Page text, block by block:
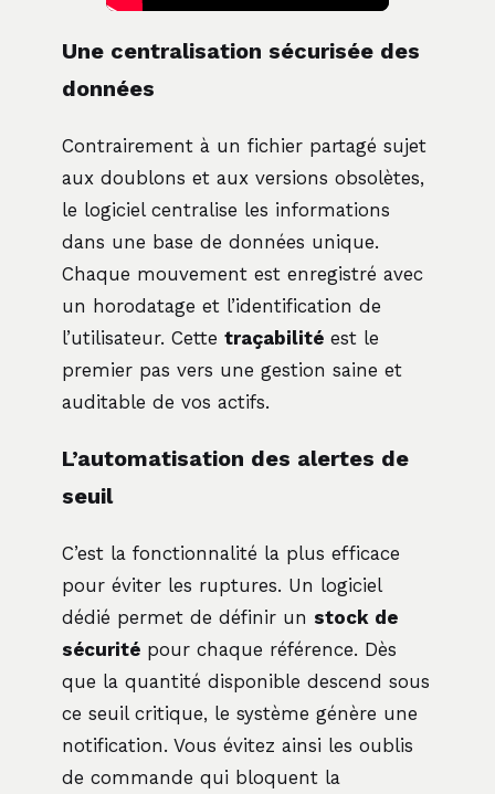
Une centralisation sécurisée des
données
Contrairement à un fichier partagé sujet
aux doublons et aux versions obsolètes,
le logiciel centralise les informations
dans une base de données unique.
Chaque mouvement est enregistré avec
un horodatage et l’identification de
l’utilisateur. Cette traçabilité est le
premier pas vers une gestion saine et
auditable de vos actifs.
L’automatisation des alertes de
seuil
C’est la fonctionnalité la plus efficace
pour éviter les ruptures. Un logiciel
dédié permet de définir un stock de
sécurité pour chaque référence. Dès
que la quantité disponible descend sous
ce seuil critique, le système génère une
notification. Vous évitez ainsi les oublis
de commande qui bloquent la